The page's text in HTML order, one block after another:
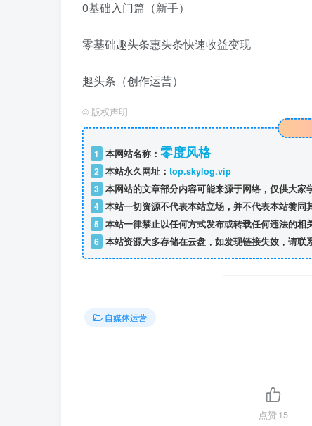
0基础入门篇（新手）
零基础趣头条惠头条快速收益变现
趣头条（创作运营）
© 版权声明
1 本网站名称： 零度风格
2 本站永久网址： top.skylog.vip
3 本网站的文章部分内容可能来源于网络，仅供大家
4 本站一切资源不代表本站立场，并不代表本站赞同
5 本站一律禁止以任何方式发布或转载任何违法的相
6 本站资源大多存储在云盘，如发现链接失效，请联
自媒体运营
点赞15